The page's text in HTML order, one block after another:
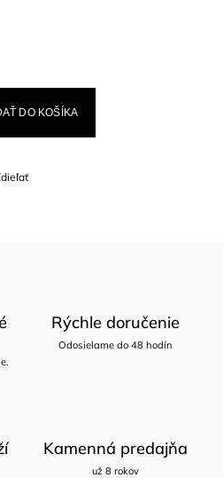
DO KOŠÍKA
Rýchle doručenie
Odosielame do 48 hodín
Kamenná predajňa
už 8 rokov